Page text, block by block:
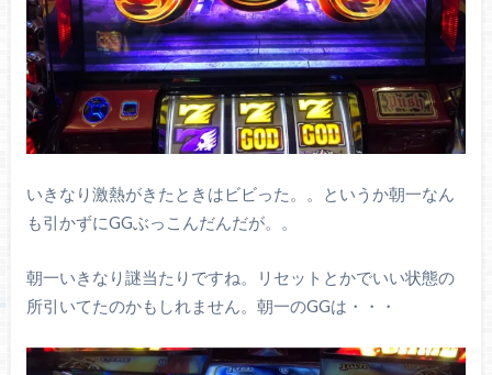
いきなり激熱がきたときはビビった。。というか朝一なん
も引かずにGGぶっこんだんだが。。
朝一いきなり謎当たりですね。リセットとかでいい状態の
所引いてたのかもしれません。朝一のGGは・・・